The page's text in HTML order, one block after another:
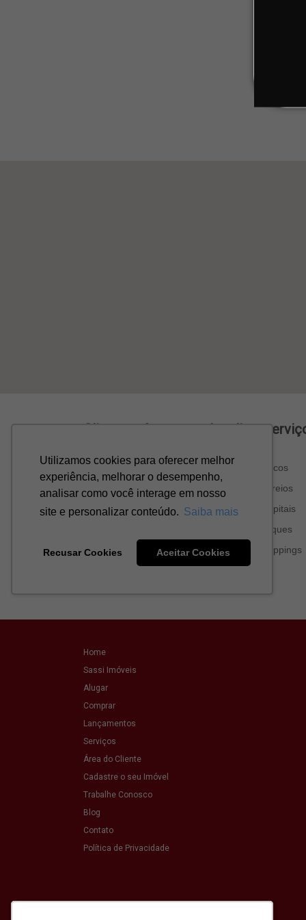
Home
Sassi Imóveis
Alugar
Comprar
Lançamentos
Serviços
Área do Cliente
Cadastre o seu Imóvel
Trabalhe Conosco
Blog
Contato
Política de Privacidade